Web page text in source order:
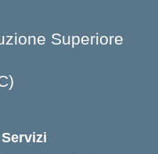
Superiore
Servizi